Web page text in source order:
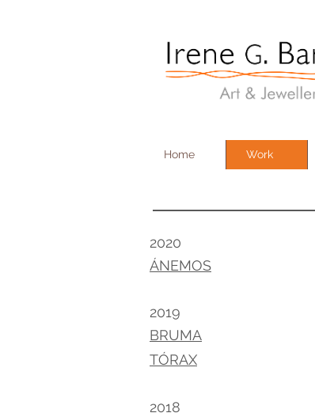
Irene G.
Art &
Home Work
2020
ÁNEMOS
2019
BRUMA
TÓRAX
2018